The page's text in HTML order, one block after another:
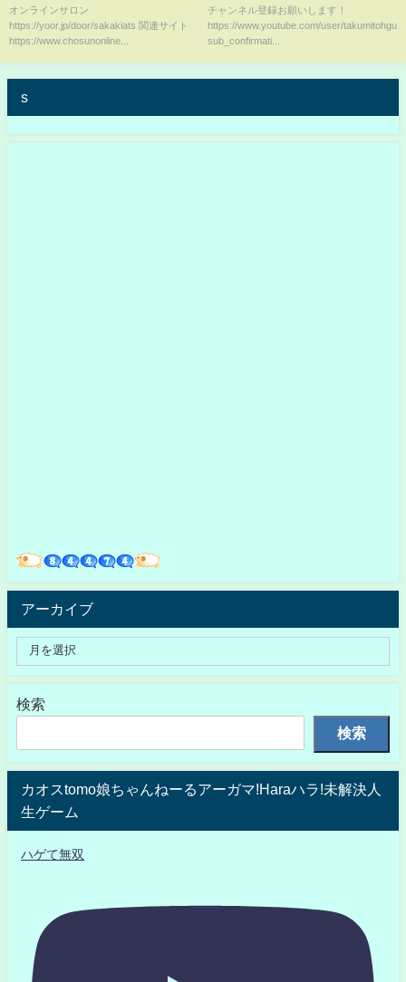
は貧乏に戻れる by榊淳司
オンラインサロン
https://yoor.jp/door/sakakiats 関連サイト
https://www.chosunonline...
チャンネル登録お願いします！
https://www.youtube.com/user/takumitohgu?
sub_confirmati...
s
アーカイブ
検索
検索
カオスtomo娘ちゃんねーるアーガマ!Haraハラ!未解決人
生ゲーム
ハゲて無双